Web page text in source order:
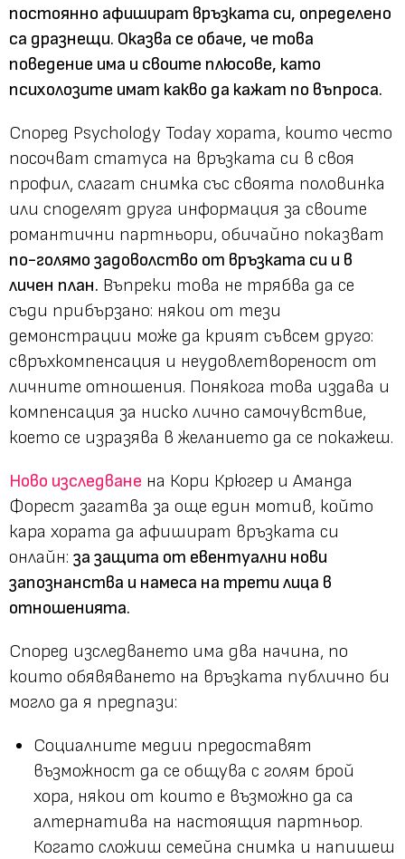
постоянно афишират връзката си, определено
са дразнещи. Оказва се обаче, че това
поведение има и своите плюсове, като
психолозите имат какво да кажат по въпроса.
Според Psychology Today хората, които често
посочват статуса на връзката си в своя
профил, слагат снимка със своята половинка
или споделят друга информация за своите
романтични партньори, обичайно показват
по-голямо задоволство от връзката си и в
личен план. Въпреки това не трябва да се
съди прибързано: някои от тези
демонстрации може да крият съвсем друго:
свръхкомпенсация и неудовлетвореност от
личните отношения. Понякога това издава и
компенсация за ниско лично самочувствие,
което се изразява в желанието да се покажеш.
Ново изследване на Кори Крюгер и Аманда
Форест загатва за още един мотив, който
кара хората да афишират връзката си
онлайн: за защита от евентуални нови
запознанства и намеса на трети лица в
отношенията.
Според изследването има два начина, по
които обявяването на връзката публично би
могло да я предпази:
Социалните медии предоставят
възможност да се общува с голям брой
хора, някои от които е възможно да са
алтернатива на настоящия партньор.
Когато сложиш семейна снимка и напишеш